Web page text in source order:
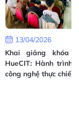
13/04/2026
Khai giảng khóa
HueCIT: Hành trình
công nghệ thực chiến